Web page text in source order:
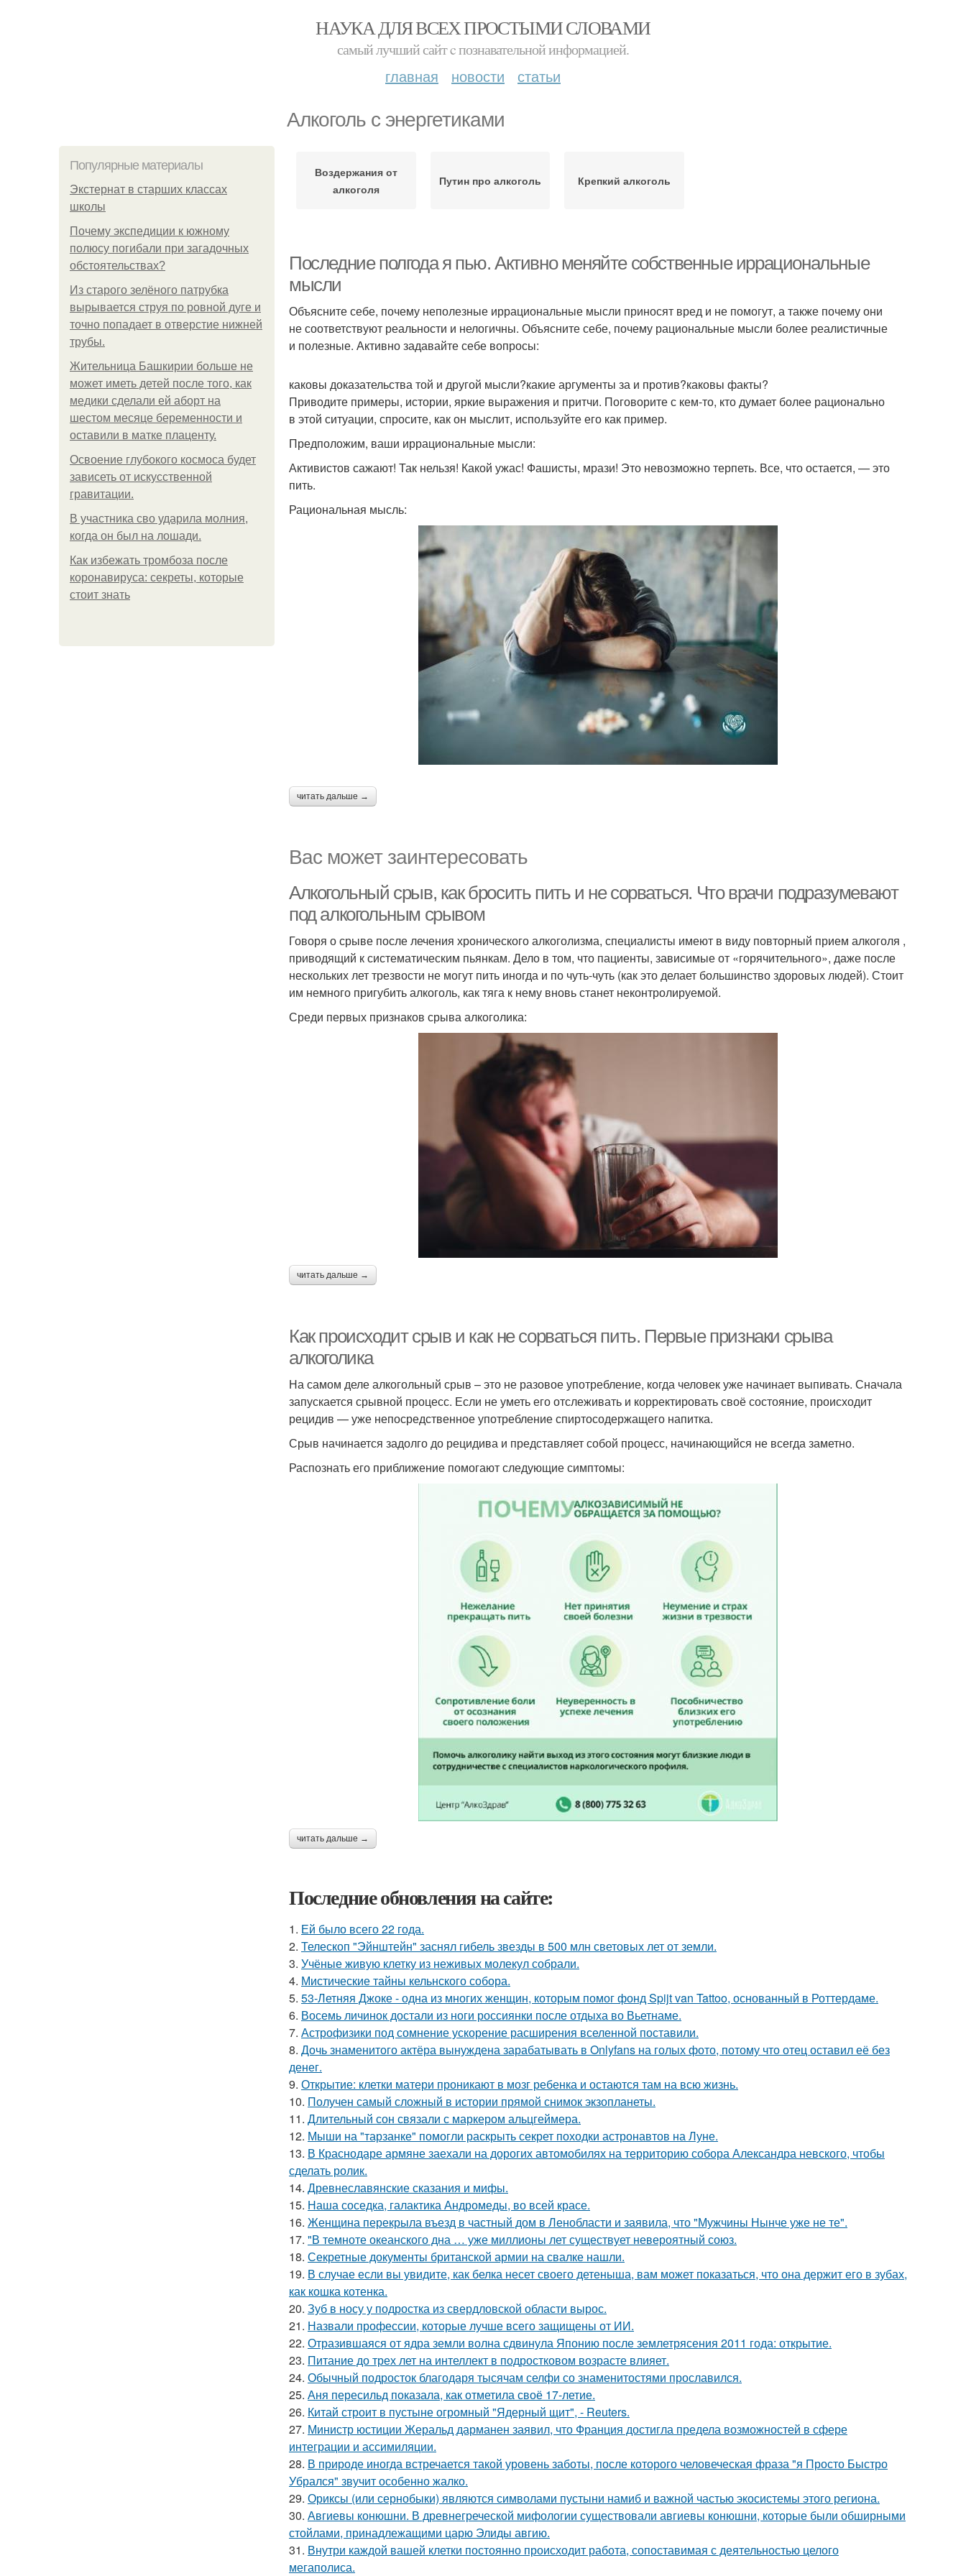
НАУКА ДЛЯ ВСЕХ ПРОСТЫМИ СЛОВАМИ
самый лучший сайт c познавательной информацией.
главная новости статьи
Алкоголь с энергетиками
Популярные материалы
Экстернат в старших классах
школы
Почему экспедиции к южному
полюсу погибали при загадочных
обстоятельствах?
Из старого зелёного патрубка
вырывается струя по ровной дуге и
точно попадает в отверстие нижней
трубы.
Жительница Башкирии больше не
может иметь детей после того, как
медики сделали ей аборт на
шестом месяце беременности и
оставили в матке плаценту.
Освоение глубокого космоса будет
зависеть от искусственной
гравитации.
В участника сво ударила молния,
когда он был на лошади.
Как избежать тромбоза после
коронавируса: секреты, которые
стоит знать
Воздержания от
алкоголя
Путин про алкоголь Крепкий алкоголь
Последние полгода я пью. Активно меняйте собственные иррациональные
мысли
Объясните себе, почему неполезные иррациональные мысли приносят вред и не помогут, а также почему они
не соответствуют реальности и нелогичны. Объясните себе, почему рациональные мысли более реалистичные
и полезные. Активно задавайте себе вопросы:
каковы доказательства той и другой мысли?какие аргументы за и против?каковы факты?
Приводите примеры, истории, яркие выражения и притчи. Поговорите с кем-то, кто думает более рационально
в этой ситуации, спросите, как он мыслит, используйте его как пример.
Предположим, ваши иррациональные мысли:
Активистов сажают! Так нельзя! Какой ужас! Фашисты, мрази! Это невозможно терпеть. Все, что остается, — это
пить.
Рациональная мысль:
читать дальше →
Вас может заинтересовать
Алкогольный срыв, как бросить пить и не сорваться. Что врачи подразумевают
под алкогольным срывом
Говоря о срыве после лечения хронического алкоголизма, специалисты имеют в виду повторный прием алкоголя ,
приводящий к систематическим пьянкам. Дело в том, что пациенты, зависимые от «горячительного», даже после
нескольких лет трезвости не могут пить иногда и по чуть-чуть (как это делает большинство здоровых людей). Стоит
им немного пригубить алкоголь, как тяга к нему вновь станет неконтролируемой.
Среди первых признаков срыва алкоголика:
читать дальше →
Как происходит срыв и как не сорваться пить. Первые признаки срыва
алкоголика
На самом деле алкогольный срыв – это не разовое употребление, когда человек уже начинает выпивать. Сначала
запускается срывной процесс. Если не уметь его отслеживать и корректировать своё состояние, происходит
рецидив — уже непосредственное употребление спиртосодержащего напитка.
Срыв начинается задолго до рецидива и представляет собой процесс, начинающийся не всегда заметно.
Распознать его приближение помогают следующие симптомы:
читать дальше →
Последние обновления на сайте:
1. Ей было всего 22 года.
2. Телескоп "Эйнштейн" заснял гибель звезды в 500 млн световых лет от земли.
3. Учёные живую клетку из неживых молекул собрали.
4. Мистические тайны кельнского собора.
5. 53-Летняя Джоке - одна из многих женщин, которым помог фонд Spijt van Tattoo, основанный в Роттердаме.
6. Восемь личинок достали из ноги россиянки после отдыха во Вьетнаме.
7. Астрофизики под сомнение ускорение расширения вселенной поставили.
8. Дочь знаменитого актёра вынуждена зарабатывать в Onlyfans на голых фото, потому что отец оставил её без
денег.
9. Открытие: клетки матери проникают в мозг ребенка и остаются там на всю жизнь.
10. Получен самый сложный в истории прямой снимок экзопланеты.
11. Длительный сон связали с маркером альцгеймера.
12. Мыши на "тарзанке" помогли раскрыть секрет походки астронавтов на Луне.
13. В Краснодаре армяне заехали на дорогих автомобилях на территорию собора Александра невского, чтобы
сделать ролик.
14. Древнеславянские сказания и мифы.
15. Наша соседка, галактика Андромеды, во всей красе.
16. Женщина перекрыла въезд в частный дом в Ленобласти и заявила, что "Мужчины Нынче уже не те".
17. "В темноте океанского дна … уже миллионы лет существует невероятный союз.
18. Секретные документы британской армии на свалке нашли.
19. В случае если вы увидите, как белка несет своего детеныша, вам может показаться, что она держит его в зубах,
как кошка котенка.
20. Зуб в носу у подростка из свердловской области вырос.
21. Назвали профессии, которые лучше всего защищены от ИИ.
22. Отразившаяся от ядра земли волна сдвинула Японию после землетрясения 2011 года: открытие.
23. Питание до трех лет на интеллект в подростковом возрасте влияет.
24. Обычный подросток благодаря тысячам селфи со знаменитостями прославился.
25. Аня пересильд показала, как отметила своё 17-летие.
26. Китай строит в пустыне огромный "Ядерный щит", - Reuters.
27. Министр юстиции Жеральд дарманен заявил, что Франция достигла предела возможностей в сфере
интеграции и ассимиляции.
28. В природе иногда встречается такой уровень заботы, после которого человеческая фраза "я Просто Быстро
Убрался" звучит особенно жалко.
29. Ориксы (или сернобыки) являются символами пустыни намиб и важной частью экосистемы этого региона.
30. Авгиевы конюшни. В древнегреческой мифологии существовали авгиевы конюшни, которые были обширными
стойлами, принадлежащими царю Элиды авгию.
31. Внутри каждой вашей клетки постоянно происходит работа, сопоставимая с деятельностью целого
мегаполиса.